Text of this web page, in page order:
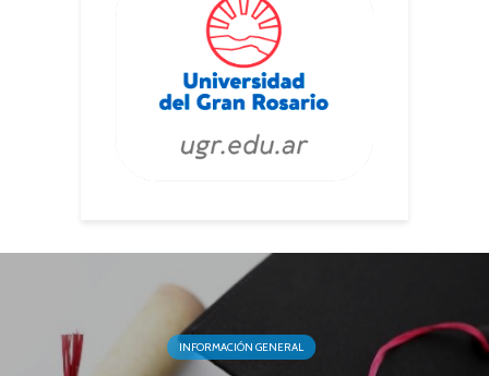
INFORMACIÓN GENERAL